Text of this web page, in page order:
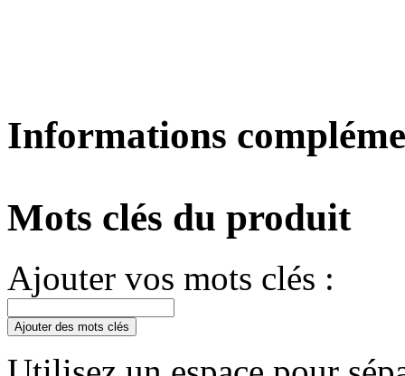
Informations
Mots clés du produit
Ajouter vos mots clés :
Ajouter des mots clés